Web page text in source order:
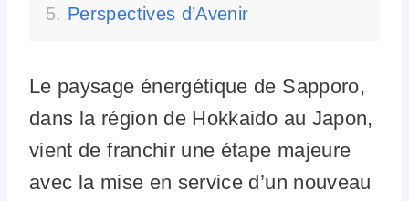
Perspectives d’Avenir
Le paysage énergétique de Sapporo,
dans la région de Hokkaido au Japon,
vient de franchir une étape majeure
avec la mise en service d’un nouveau